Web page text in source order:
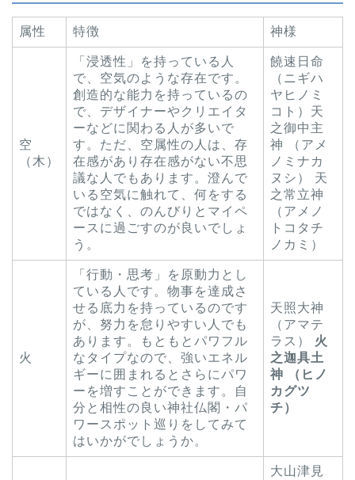
属性 特徴 神様
空
（木）
「浸透性」を持っている人
で、空気のような存在です。
創造的な能力を持っているの
で、デザイナーやクリエイタ
ーなどに関わる人が多いで
す。ただ、空属性の人は、存
在感があり存在感がない不思
議な人でもあります。澄んで
いる空気に触れて、何をする
ではなく、のんびりとマイペ
ースに過ごすのが良いでしょ
う。
饒速日命
（ニギハ
ヤヒノミ
コト）天
之御中主
神 （アメ
ノミナカ
ヌシ） 天
之常立神
（アメノ
トコタチ
ノカミ）
火
「行動・思考」を原動力とし
ている人です。物事を達成さ
せる底力を持っているのです
が、努力を怠りやすい人でも
あります。もともとパワフル
なタイプなので、強いエネル
ギーに囲まれるとさらにパワ
ーを増すことができます。自
分と相性の良い神社仏閣・パ
ワースポット巡りをしてみて
はいかがでしょうか。
天照大神
（アマテ
ラス） 火
之迦具土
神
（ヒノ
カグツ
チ）
大山津見